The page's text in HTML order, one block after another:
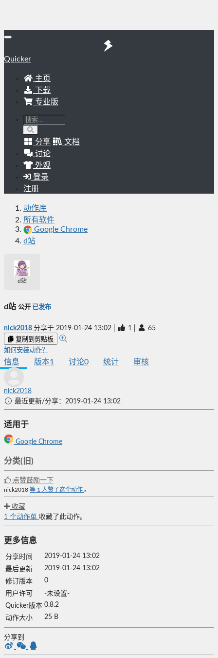
Quicker
主页
下载
专业版
分享
文档
讨论
外观
登录
注册
动作库
所有软件
Google Chrome
d站
d站
d站 公开 已发布
nick2018 分享于 2019-01-24 13:02 1 65
复制到剪贴板
如何安装动作？
信息 版本1 讨论0 统计 审核
nick2018
最近更新/分享：2019-01-24 13:02
适用于
Google Chrome
分类(旧)
点赞鼓励一下
nick2018 等 1 人赞了这个动作 。
收藏
1 个动作单 收藏了此动作。
更多信息
分享时间
2019-01-24 13:02
最后更新
2019-01-24 13:02
修订版本
0
用户许可
-未设置-
Quicker版本 0.8.2
动作大小
25 B
分享到